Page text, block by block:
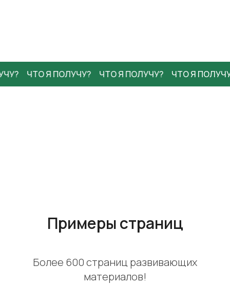
ЧТО Я ПОЛУЧУ? ЧТО Я ПОЛУЧУ? ЧТО Я ПОЛУЧУ?
Примеры страниц
Более 600 страниц развивающих
материалов!